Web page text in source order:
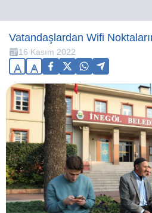
Vatandaşlardan Wifi
16 Kasım 2022
A A